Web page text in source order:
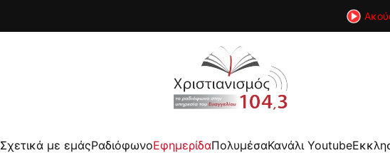
Σχετικά με εμάςΡαδιόφωνοΕφημερίδαΠολυμέσαΚανάλι Youtube